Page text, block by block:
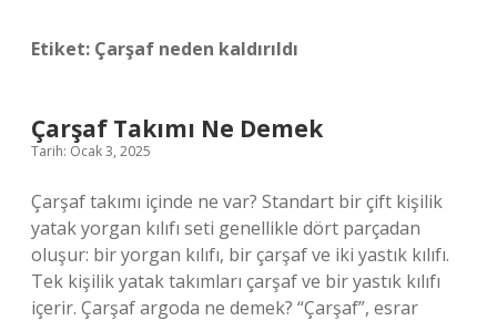
Etiket: Çarşaf neden kaldırıldı
Çarşaf Takımı Ne Demek
Tarih: Ocak 3, 2025
Çarşaf takımı içinde ne var? Standart bir çift kişilik
yatak yorgan kılıfı seti genellikle dört parçadan
oluşur: bir yorgan kılıfı, bir çarşaf ve iki yastık kılıfı.
Tek kişilik yatak takımları çarşaf ve bir yastık kılıfı
içerir. Çarşaf argoda ne demek? “Çarşaf”, esrar